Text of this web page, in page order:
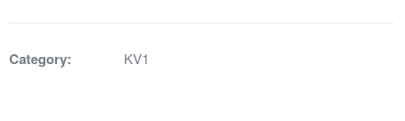
Category: KV1